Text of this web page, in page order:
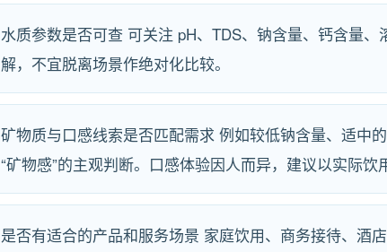
水质参数是否可查 可关注 pH、TDS、钠含量、钙含量
解，不宜脱离场景作绝对化比较。
矿物质与口感线索是否匹配需求 例如较低钠含量、适中
“矿物感”的主观判断。口感体验因人而异，建议以实际饮
是否有适合的产品和服务场景 家庭饮用、商务接待、酒